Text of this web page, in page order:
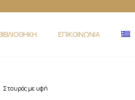
ΕΠΙΚΟΙΝΩΝΙΑ
Σταυρός με υφή